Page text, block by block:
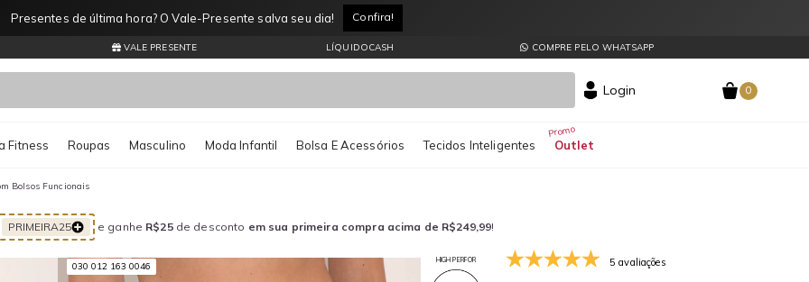
VALE PRESENTE LÍQUIDOCASH COMPRE PELO WHATSAPP
Login 0
Bolsa E Acessórios
Masculino Moda Infantil
Roupas
Fitness Outlet
Tecidos Inteligentes
Bolsos Funcionais
PRIMEIRA25 e ganhe R$25de desconto em sua primeira compra acima de R$249,99!
030 012 163 0046 030 012 163 0046 5 avaliações
HIGH PERFOR